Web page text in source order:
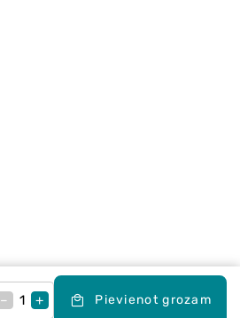
– + Pievienot grozam